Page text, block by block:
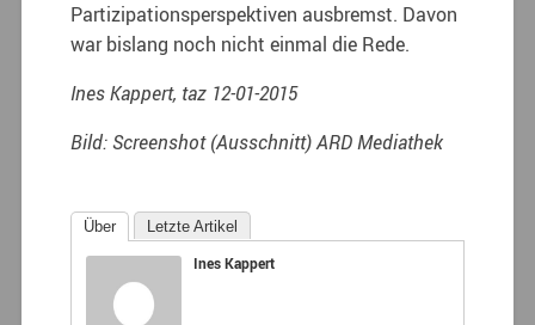
Partizipationsperspektiven ausbremst. Davon
war bislang noch nicht einmal die Rede.
Ines Kappert, taz 12-01-2015
Bild: Screenshot (Ausschnitt) ARD Mediathek
Über Letzte Artikel
Ines Kappert